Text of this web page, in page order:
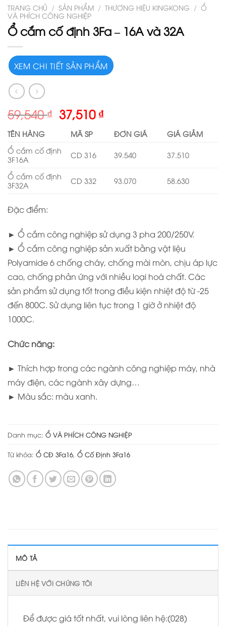
TRANG CHỦ / SẢN PHẨM / THƯƠNG HIỆU KINGKONG / Ổ
VÀ PHÍCH CÔNG NGHIỆP
Ổ cắm cố định 3Fa – 16A và 32A
XEM CHI TIẾT SẢN PHẨM
59,540₫ 37,510₫
TÊN HÀNG MÃ SP ĐƠN GIÁ
GIÁ GIẢM
Ổ cắm cố định
3F16A
CD 316 39.540 37.510
Ổ cắm cố định
3F32A
CD 332 93.070 58.630
Đặc điểm:
► Ổ cắm công nghiệp sử dụng 3 pha 200/250V.
► Ổ cắm công nghiệp sản xuất bằng vật liệu
Polyamide 6 chống cháy, chống mài mòn, chịu áp lực
cao, chống phản ứng với nhiều loại hoá chất. Các
sản phẩm sử dụng tốt trong điều kiện nhiệt độ từ -25
đến 800C. Sử dụng liên tục trong 1 giờ ở nhiệt độ
1000C.
Chức năng:
► Thích hợp trong các ngành công nghiệp máy, nhà
máy điện, các ngành xây dựng…
► Màu sắc: màu xanh.
Danh mục: Ổ VÀ PHÍCH CÔNG NGHIỆP
Từ khóa: Ổ CĐ 3Fa16, Ổ Cố Định 3Fa16
MÔ TẢ
LIÊN HỆ VỚI CHÚNG TÔI
Để được giá tốt nhất, vui lòng liên hệ:(028)